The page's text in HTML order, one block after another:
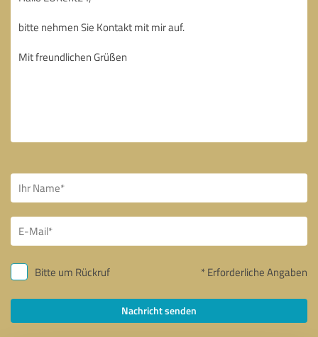
Bitte um Rückruf * Erforderliche Angaben
Nachricht senden